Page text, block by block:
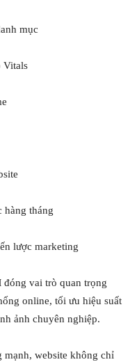
mục
Vitals
hàng tháng
lược marketing
đóng vai trò quan trọng
online, tối ưu hiệu suất
ảnh chuyên nghiệp.
mạnh, website không chỉ